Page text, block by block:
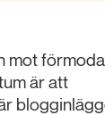
mot
är att